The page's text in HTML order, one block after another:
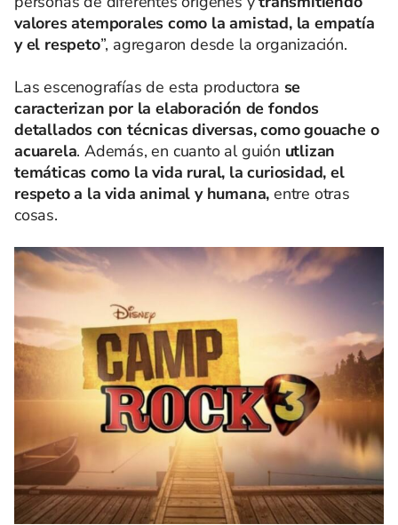
valores atemporales como la amistad, la empatía
y el respeto”, agregaron desde la organización.
Las escenografías de esta productora se
caracterizan por la elaboración de fondos
detallados con técnicas diversas, como gouache o
acuarela. Además, en cuanto al guión utlizan
temáticas como la vida rural, la curiosidad, el
respeto a la vida animal y humana, entre otras
cosas.